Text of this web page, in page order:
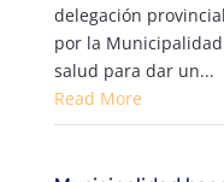
delegación
por la Municipalidad
salud para dar un...
Read More